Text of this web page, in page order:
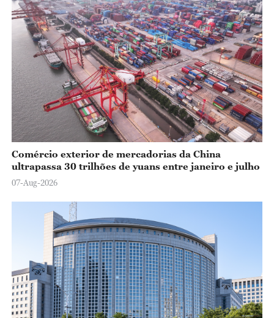
Comércio exterior de mercadorias da China
ultrapassa 30 trilhões de yuans entre janeiro e julho
07-Aug-2026